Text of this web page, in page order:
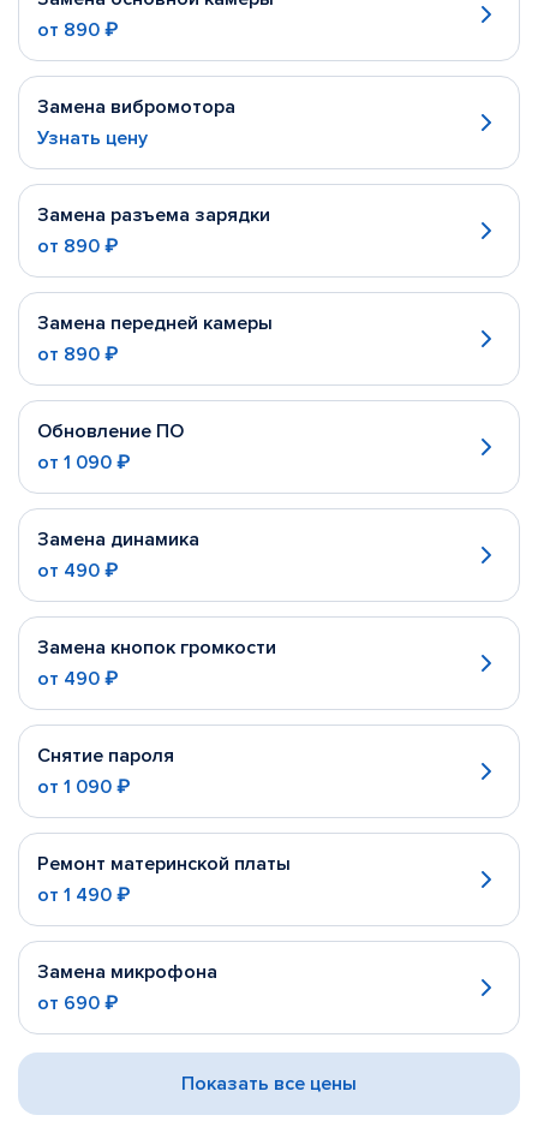
от 890 ₽
Замена вибромотора
Узнать цену
Замена разъема зарядки
от 890 ₽
Замена передней камеры
от 890 ₽
Обновление ПО
от 1 090 ₽
Замена динамика
от 490 ₽
Замена кнопок громкости
от 490 ₽
Снятие пароля
от 1 090 ₽
Ремонт материнской платы
от 1 490 ₽
Замена микрофона
от 690 ₽
Показать все цены